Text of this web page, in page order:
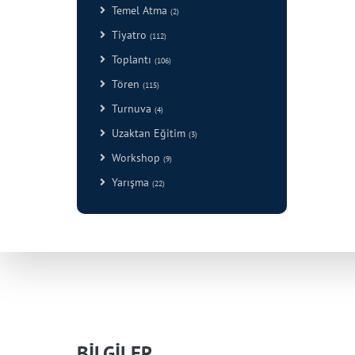
Temel Atma (2)
Tiyatro (112)
Toplantı (106)
Tören (115)
Turnuva (4)
Uzaktan Eğitim (3)
Workshop (9)
Yarışma (22)